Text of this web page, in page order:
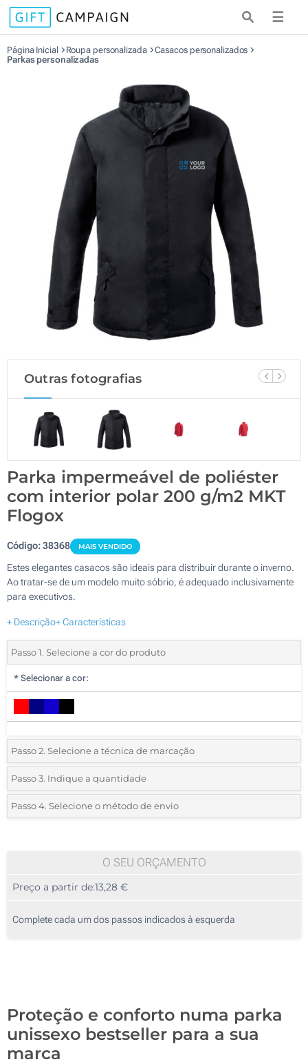
☰
Página Inicial Roupa personalizada
Casacos personalizados
Parkas personalizadas
Outras fotografias
Parka impermeável de poliéster
com interior polar 200 g/m2 MKT
Flogox
Código:38368 MAIS VENDIDO
Estes elegantes casacos são ideais para distribuir durante o inverno.
Ao tratar-se de um modelo muito sóbrio, é adequado inclusivamente
para executivos.
+ Descrição+ Características
Passo 1. Selecione a cor do produto
* Selecionar a cor:
Passo 2. Selecione a técnica de marcação
*Selecione o tipo de marcação e as cores do logotipo:
Transferência de Serigrafia (Num lado)
Passo 3. Indique a quantidade
*Pedido mínimo 5 (total de pedido)
Calcular preço
Passo 4. Selecione o método de envio
O SEU ORÇAMENTO
Preço a partir de:13,28 €
Complete cada um dos passos indicados à esquerda
Proteção e conforto numa parka
unissexo bestseller para a sua
marca